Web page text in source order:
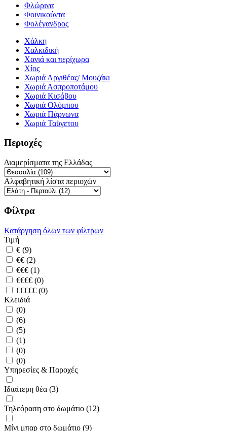
Φλώρινα
Φοινικούντα
Φολέγανδρος
Χάλκη
Χαλκιδική
Χανιά και περίχωρα
Χίος
Χωριά Αργιθέας/ Μουζάκι
Χωριά Ασπροποτάμου
Χωριά Κισάβου
Χωριά Ολύμπου
Χωριά Πάρνωνα
Χωριά Ταϋγετου
Περιοχές
Διαμερίσματα της Ελλάδας
Αλφαβητική λίστα περιοχών
Φίλτρα
Κατάργηση όλων των φίλτρων
Τιμή
€ (9)
€€ (2)
€€€ (1)
€€€€ (0)
€€€€€ (0)
Κλειδιά
(0)
(6)
(5)
(1)
(0)
(0)
Υπηρεσίες & Παροχές
Ιδιαίτερη θέα (3)
Τηλεόραση στο δωμάτιο (12)
Μίνι μπαρ στο δωμάτιο (9)